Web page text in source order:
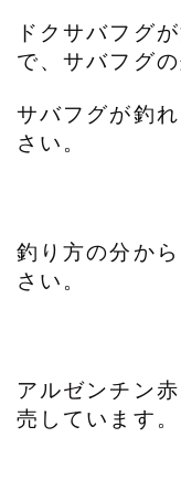
ドクサバフグ
で、サバフグ
サバフグが釣
さい。
釣り方の分か
さい。
アルゼンチン
売しています。